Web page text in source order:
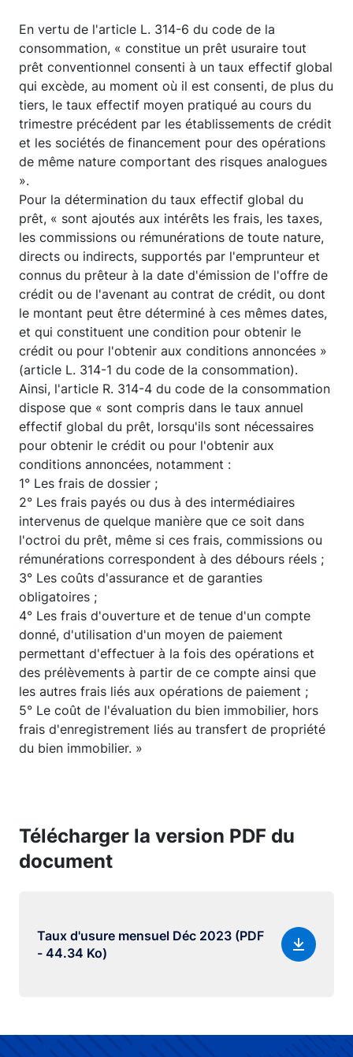
En vertu de l'article L. 314-6 du code de la
consommation, « constitue un prêt usuraire tout
prêt conventionnel consenti à un taux effectif global
qui excède, au moment où il est consenti, de plus du
tiers, le taux effectif moyen pratiqué au cours du
trimestre précédent par les établissements de crédit
et les sociétés de financement pour des opérations
de même nature comportant des risques analogues
».
Pour la détermination du taux effectif global du
prêt, « sont ajoutés aux intérêts les frais, les taxes,
les commissions ou rémunérations de toute nature,
directs ou indirects, supportés par l'emprunteur et
connus du prêteur à la date d'émission de l'offre de
crédit ou de l'avenant au contrat de crédit, ou dont
le montant peut être déterminé à ces mêmes dates,
et qui constituent une condition pour obtenir le
crédit ou pour l'obtenir aux conditions annoncées »
(article L. 314-1 du code de la consommation).
Ainsi, l'article R. 314-4 du code de la consommation
dispose que « sont compris dans le taux annuel
effectif global du prêt, lorsqu'ils sont nécessaires
pour obtenir le crédit ou pour l'obtenir aux
conditions annoncées, notamment :
1° Les frais de dossier ;
2° Les frais payés ou dus à des intermédiaires
intervenus de quelque manière que ce soit dans
l'octroi du prêt, même si ces frais, commissions ou
rémunérations correspondent à des débours réels ;
3° Les coûts d'assurance et de garanties
obligatoires ;
4° Les frais d'ouverture et de tenue d'un compte
donné, d'utilisation d'un moyen de paiement
permettant d'effectuer à la fois des opérations et
des prélèvements à partir de ce compte ainsi que
les autres frais liés aux opérations de paiement ;
5° Le coût de l'évaluation du bien immobilier, hors
frais d'enregistrement liés au transfert de propriété
du bien immobilier. »
Télécharger la version PDF du
document
Taux d'usure mensuel Déc 2023 (PDF
- 44.34 Ko)